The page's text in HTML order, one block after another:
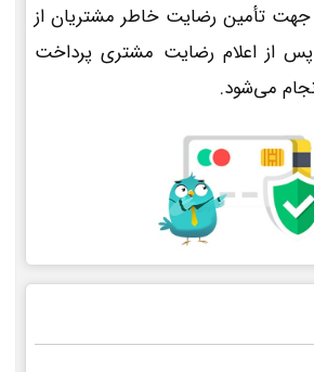
تأمین رضایت خاطر مشتریان از
پس از اعلام رضایت مشتری پرداخت
می‌شود.